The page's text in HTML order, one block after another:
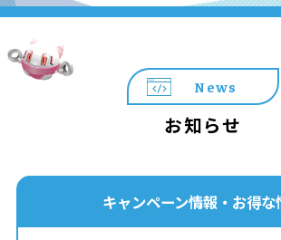
News
お知らせ
キャンペーン情報・お得な